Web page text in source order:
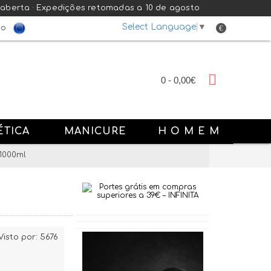
· Expedições retomadas a 10 de agosto
Select Language ▼ €
0 - 0,00€
MANICURE H O M E M
por: 5676